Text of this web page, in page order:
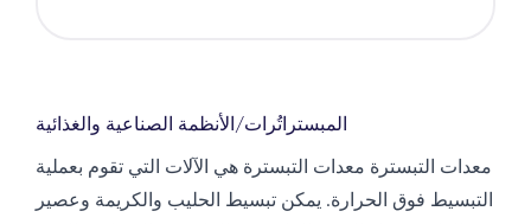
الأنظمة الصناعية والغذائية /المبستراتُرات
معدات التبسترة معدات التبسترة هي الآلات التي تقوم بعملية
التبسيط فوق الحرارة. يمكن تبسيط الحليب والكريمة وعصير